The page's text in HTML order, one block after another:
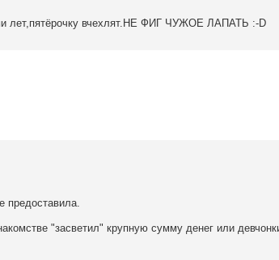
лет,пятёрочку вчехлят.НЕ ФИГ ЧУЖОЕ ЛАПАТЬ :-D
предоставила.
"засветил" крупную сумму денег или